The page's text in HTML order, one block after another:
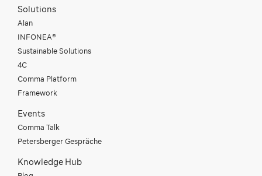
Solutions
Alan
INFONEA®
Sustainable Solutions
4C
Comma Platform
Framework
Events
Comma Talk
Petersberger Gespräche
Knowledge Hub